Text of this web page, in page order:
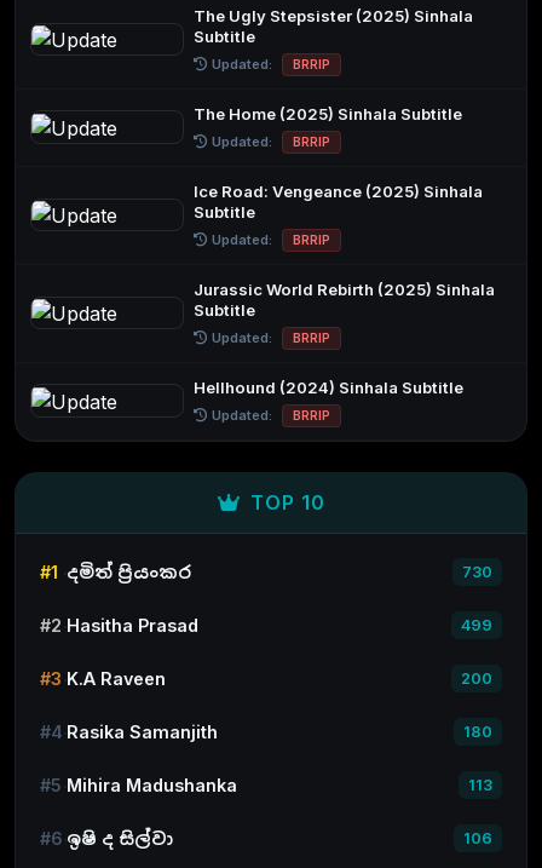
The Ugly Stepsister (2025) Sinhala
Subtitle
Updated: BRRIP
The Home (2025) Sinhala Subtitle
Updated: BRRIP
Ice Road: Vengeance (2025) Sinhala
Subtitle
Updated: BRRIP
Jurassic World Rebirth (2025) Sinhala
Subtitle
Updated: BRRIP
Hellhound (2024) Sinhala Subtitle
Updated: BRRIP
TOP 10
#1 දමිත් ප්‍රියංකර 730
#2 Hasitha Prasad 499
#3 K.A Raveen 200
#4 Rasika Samanjith 180
#5 Mihira Madushanka 113
#6 ඉෂි ද සිල්වා 106